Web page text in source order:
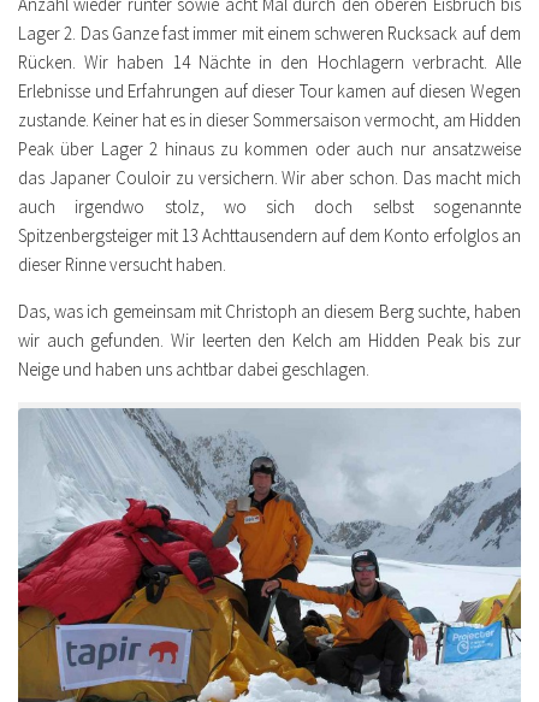
Lager 2. Das Ganze fast immer mit einem schweren Rucksack auf dem
Rücken. Wir haben 14 Nächte in den Hochlagern verbracht. Alle
Erlebnisse und Erfahrungen auf dieser Tour kamen auf diesen Wegen
zustande. Keiner hat es in dieser Sommersaison vermocht, am Hidden
Peak über Lager 2 hinaus zu kommen oder auch nur ansatzweise
das Japaner Couloir zu versichern. Wir aber schon. Das macht mich
auch irgendwo stolz, wo sich doch selbst sogenannte
Spitzenbergsteiger mit 13 Achttausendern auf dem Konto erfolglos an
dieser Rinne versucht haben.
Das, was ich gemeinsam mit Christoph an diesem Berg suchte, haben
wir auch gefunden. Wir leerten den Kelch am Hidden Peak bis zur
Neige und haben uns achtbar dabei geschlagen.